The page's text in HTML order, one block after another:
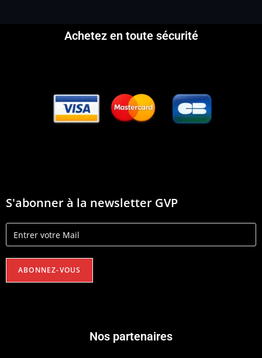
Achetez en toute sécurité
S'abonner à la newsletter GVP
Nos partenaires